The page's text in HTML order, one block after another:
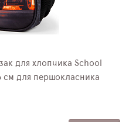
для хлопчика School
для першокласника